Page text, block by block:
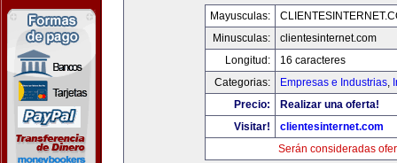
Mayusculas:
Minusculas:
clientesinternet.com
Longitud:
16 caracteres
Categorias:
Empresas e Industrias,
Precio:
Realizar una oferta!
Visitar!
clientesinternet.com
Serán consideradas